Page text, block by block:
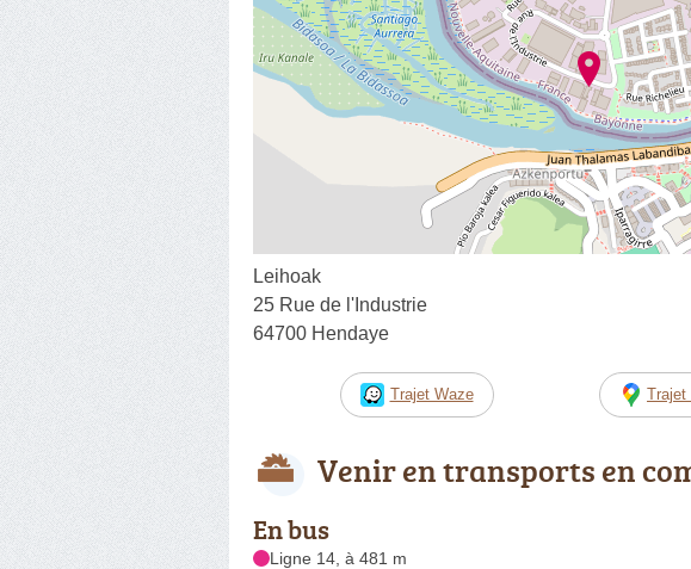
Leihoak
25 Rue de l'Industrie
64700 Hendaye
Trajet Waze Trajet
Venir en transports en
En bus
Ligne 14, à 481 m